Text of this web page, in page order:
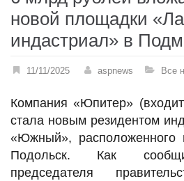
новой площадки
индастриал» в
11/11/2025 aspnews Все
Компания «Юпитер»
стала новым резидентом
«Южный», расположенного
Подольск. Как
председателя